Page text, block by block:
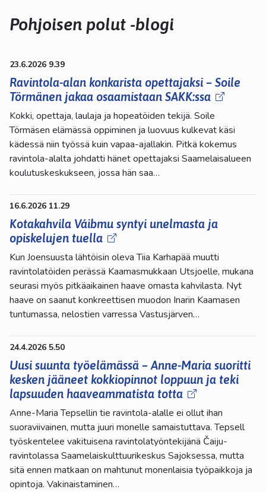
ja
pyyhkäisyliikkeitä.
Pohjoisen polut -blogi
23.6.2026 9.39
Ravintola-alan konkarista opettajaksi – Soile
Törmänen jakaa osaamistaan SAKK:ssa
Kokki, opettaja, laulaja ja hopeatöiden tekijä. Soile
Törmäsen elämässä oppiminen ja luovuus kulkevat käsi
kädessä niin työssä kuin vapaa-ajallakin. Pitkä kokemus
ravintola-alalta johdatti hänet opettajaksi Saamelaisalueen
koulutuskeskukseen, jossa hän saa…
16.6.2026 11.29
Kotakahvila Váibmu syntyi unelmasta ja
opiskelujen tuella
Kun Joensuusta lähtöisin oleva Tiia Karhapää muutti
ravintolatöiden perässä Kaamasmukkaan Utsjoelle, mukana
seurasi myös pitkäaikainen haave omasta kahvilasta. Nyt
haave on saanut konkreettisen muodon Inarin Kaamasen
tuntumassa, nelostien varressa Vastusjärven…
24.4.2026 5.50
Uusi suunta työelämässä – Anne-Maria suoritti
kesken jääneet kokkiopinnot loppuun ja teki
lapsuuden haaveammatista totta
Anne-Maria Tepsellin tie ravintola-alalle ei ollut ihan
suoraviivainen, mutta juuri monelle samaistuttava. Tepsell
työskentelee vakituisena ravintolatyöntekijänä Čaiju-
ravintolassa Saamelaiskulttuurikeskus Sajoksessa, mutta
sitä ennen matkaan on mahtunut monenlaisia työpaikkoja ja
opintoja. Vakinaistaminen…